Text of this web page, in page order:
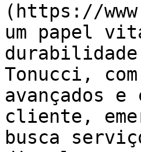
(https://
um papel
Tonucci,
avançados e
cliente,
busca